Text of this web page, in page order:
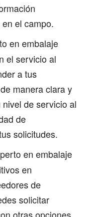
el campo.
en embalaje
el servicio al
a tus
manera clara y
de servicio al
de
solicitudes.
en embalaje
en
de
solicitar
otras opciones